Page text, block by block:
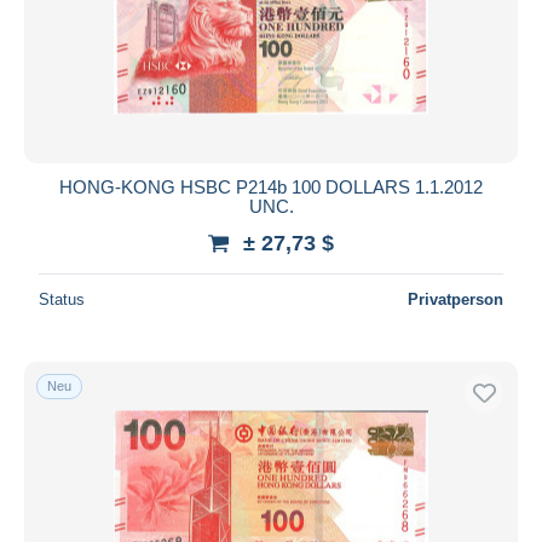
HONG-KONG HSBC P214b 100 DOLLARS 1.1.2012
UNC.
± 27,73 $
Status Privatperson
Neu